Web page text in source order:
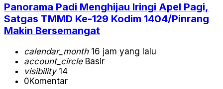
Panorama Padi Menghijau Iringi Apel Pagi,
Satgas TMMD Ke-129 Kodim 1404/Pinrang
Makin Bersemangat
calendar_month16 jam yang lalu
account_circleBasir
visibility14
0Komentar